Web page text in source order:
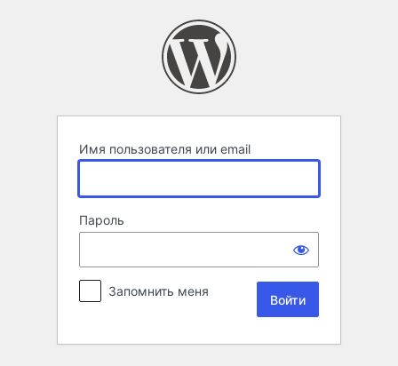
Имя пользователя или email
Пароль
Запомнить меня